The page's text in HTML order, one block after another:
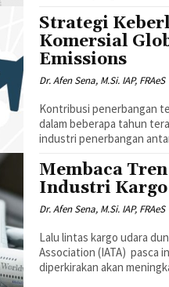
Strategi
Komersial
Emissions
Dr. Afen Sena, M.Si. IAP, FRAeS
Kontribusi penerbangan
dalam beberapa tahun
industri penerbangan
Membaca
Industri
Dr. Afen Sena, M.Si. IAP, FRAeS
Lalu lintas kargo udara
Association (IATA) pasca
diperkirakan akan